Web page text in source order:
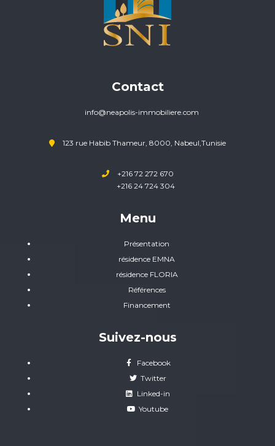
Contact
info@neapolis-immobiliere.com
123 rue Habib Thameur, 8000, Nabeul,Tunisie
+216 72 272 670
+216 24 724 304
Menu
Présentation
résidence EMNA
résidence FLORIA
Références
Financement
Suivez-nous
Facebook
Twitter
Linked-in
Youtube